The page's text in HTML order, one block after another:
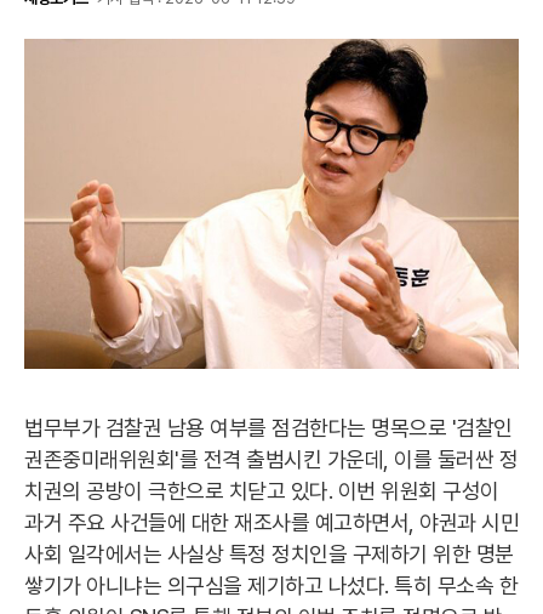
법무부가 검찰권 남용 여부를 점검한다는 명목으로 '검찰인
권존중미래위원회'를 전격 출범시킨 가운데, 이를 둘러싼 정
치권의 공방이 극한으로 치닫고 있다. 이번 위원회 구성이
과거 주요 사건들에 대한 재조사를 예고하면서, 야권과 시민
사회 일각에서는 사실상 특정 정치인을 구제하기 위한 명분
쌓기가 아니냐는 의구심을 제기하고 나섰다. 특히 무소속 한